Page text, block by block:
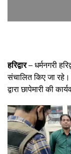
हरिद्वार –धर्मनगरी
संचालित किए जा
द्वारा छापेमारी की